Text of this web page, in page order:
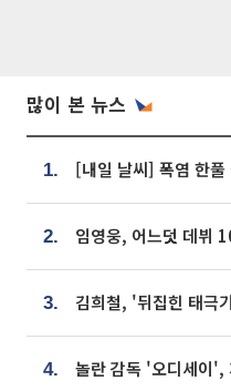
많이 본 뉴스
1.
2.
3.
4.